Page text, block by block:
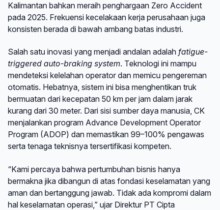
Kalimantan bahkan meraih penghargaan Zero Accident
pada 2025. Frekuensi kecelakaan kerja perusahaan juga
konsisten berada di bawah ambang batas industri.
Salah satu inovasi yang menjadi andalan adalah fatigue-
triggered auto-braking system. Teknologi ini mampu
mendeteksi kelelahan operator dan memicu pengereman
otomatis. Hebatnya, sistem ini bisa menghentikan truk
bermuatan dari kecepatan 50 km per jam dalam jarak
kurang dari 30 meter. Dari sisi sumber daya manusia, CK
menjalankan program Advance Development Operator
Program (ADOP) dan memastikan 99–100% pengawas
serta tenaga teknisnya tersertifikasi kompeten.
“Kami percaya bahwa pertumbuhan bisnis hanya
bermakna jika dibangun di atas fondasi keselamatan yang
aman dan bertanggung jawab. Tidak ada kompromi dalam
hal keselamatan operasi,” ujar Direktur PT Cipta